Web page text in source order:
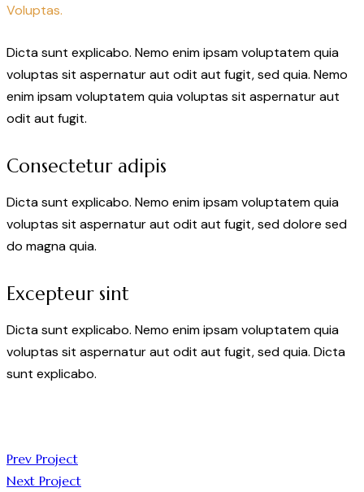
Voluptas.
Dicta sunt explicabo. Nemo enim ipsam voluptatem quia
voluptas sit aspernatur aut odit aut fugit, sed quia. Nemo
enim ipsam voluptatem quia voluptas sit aspernatur aut
odit aut fugit.
Consectetur adipis
Dicta sunt explicabo. Nemo enim ipsam voluptatem quia
voluptas sit aspernatur aut odit aut fugit, sed dolore sed
do magna quia.
Excepteur sint
Dicta sunt explicabo. Nemo enim ipsam voluptatem quia
voluptas sit aspernatur aut odit aut fugit, sed quia. Dicta
sunt explicabo.
Prev Project
Next Project